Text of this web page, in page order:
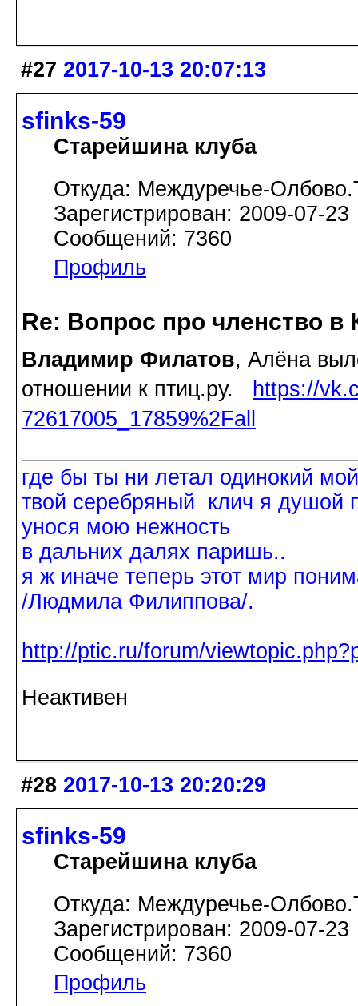
#27 2017-10-13 20:07:13
sfinks-59
Старейшина клуба
Откуда: Междуречье-
Зарегистрирован: 2009-07-23
Сообщений: 7360
Профиль
Re: Вопрос про членство в
Владимир Филатов, Алёна
отношении к птиц.ру.
https://
72617005_17859%2Fall
где бы ты ни летал одинокий
твой серебряный клич я душой
унося мою нежность
в дальних далях паришь..
я ж иначе теперь этот мир
/Людмила Филиппова/.
http://ptic.ru/forum/
Неактивен
#28 2017-10-13 20:20:29
sfinks-59
Старейшина клуба
Откуда: Междуречье-
Зарегистрирован: 2009-07-23
Сообщений: 7360
Профиль